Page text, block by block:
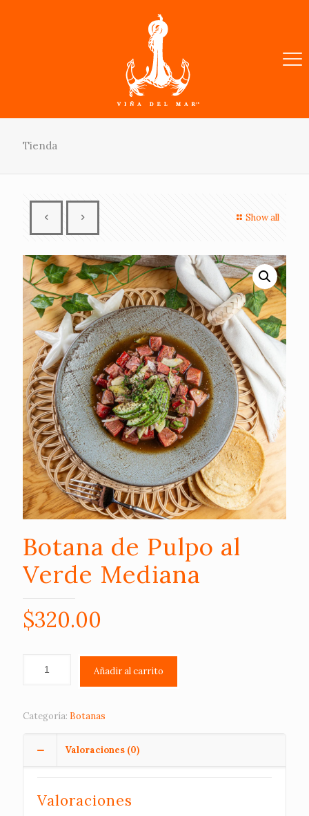
Tienda
Show all
Botana de Pulpo al
Verde Mediana
$320.00
Añadir al carrito
Categoría: Botanas
Valoraciones (0)
Valoraciones